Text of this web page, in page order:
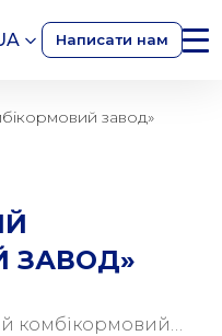
Написати нам
завод»
ЗАВОД»
комбікормовий